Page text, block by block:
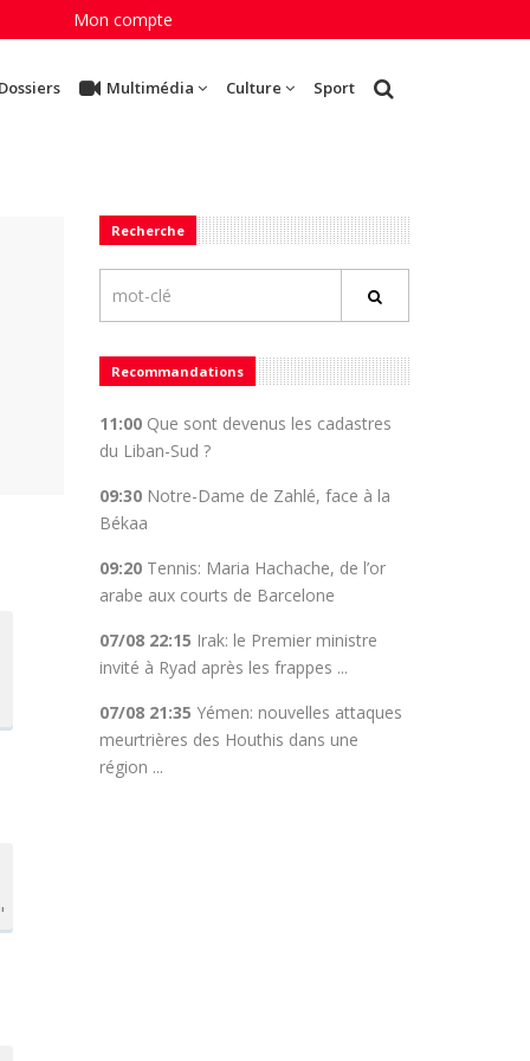
Mon compte
Multimédia Culture Sport
Recherche
Recommandations
11:00Que sont devenus les cadastres
du Liban-Sud ?
09:30Notre-Dame de Zahlé, face à la
Békaa
09:20Tennis: Maria Hachache, de l’or
arabe aux courts de Barcelone
07/08 22:15 Irak: le Premier ministre
invité à Ryad après les frappes ...
07/08 21:35 Yémen: nouvelles attaques
meurtrières des Houthis dans une
région ...